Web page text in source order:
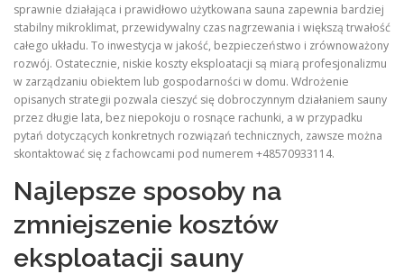
sprawnie działająca i prawidłowo użytkowana sauna zapewnia bardziej
stabilny mikroklimat, przewidywalny czas nagrzewania i większą trwałość
całego układu. To inwestycja w jakość, bezpieczeństwo i zrównoważony
rozwój. Ostatecznie, niskie koszty eksploatacji są miarą profesjonalizmu
w zarządzaniu obiektem lub gospodarności w domu. Wdrożenie
opisanych strategii pozwala cieszyć się dobroczynnym działaniem sauny
przez długie lata, bez niepokoju o rosnące rachunki, a w przypadku
pytań dotyczących konkretnych rozwiązań technicznych, zawsze można
skontaktować się z fachowcami pod numerem +48570933114.
Najlepsze sposoby na
zmniejszenie kosztów
eksploatacji sauny